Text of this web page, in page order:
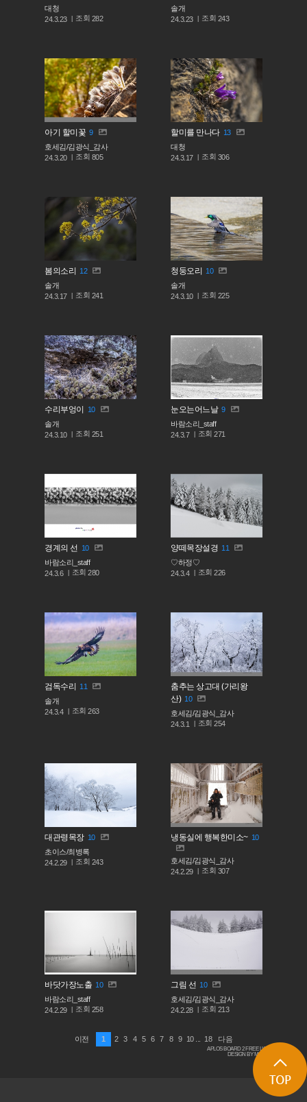
대청
24.3.23
조회 282
솔개
24.3.23
조회 243
아기 할미꽃 9
호세김/김광식_감사
24.3.20
조회 805
할미를 만나다 13
대청
24.3.17
조회 306
봄의소리
12
솔개
24.3.17
조회 241
청둥오리
10
솔개
24.3.10
조회 225
수리부엉이
10
솔개
24.3.10
조회 251
눈오는어느날 9
바람소리_staff
24.3.7
조회271
경계의 선
10
바람소리_staff
24.3.6
조회280
양떼목장설경 11
♡하정♡
24.3.4
조회226
검독수리
11
솔개
24.3.4
조회263
춤추는 상고대 (가리왕
산) 10
호세김/김광식_감사
24.3.1
조회254
대관령목장 10
초이스/최병록
24.2.29
조회 243
냉동실에 행복한미소~ 10
호세김/김광식_감사
24.2.29
조회 307
바닷가장노출 10
바람소리_staff
24.2.29
조회 258
그림 선 10
호세김/김광식_감사
24.2.28
조회 213
이전 1 2 3 4 5 6 7 8 9 10 18 다음
APLOS BOARD 2 FREE LICENSE
DESIGN BY MACARON
TOP